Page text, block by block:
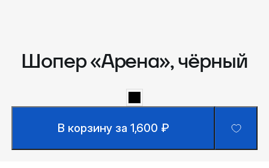
Шопер «Арена», чёрный
В корзину за 1,600 ₽